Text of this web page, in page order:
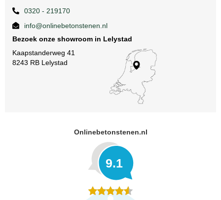
0320 - 219170
info@onlinebetonstenen.nl
Bezoek onze showroom in Lelystad
Kaapstanderweg 41
8243 RB Lelystad
Onlinebetonstenen.nl
9.1